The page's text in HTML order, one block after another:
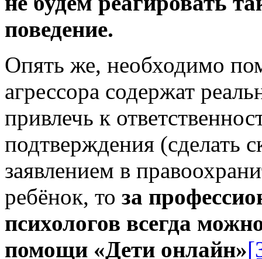
поведение.
Опять же, необходимо
агрессора содержат
привлечь к
подтверждения (сделать
заявлением в
ребёнок, то за
психологов всегда
помощи «Дети онлайн»